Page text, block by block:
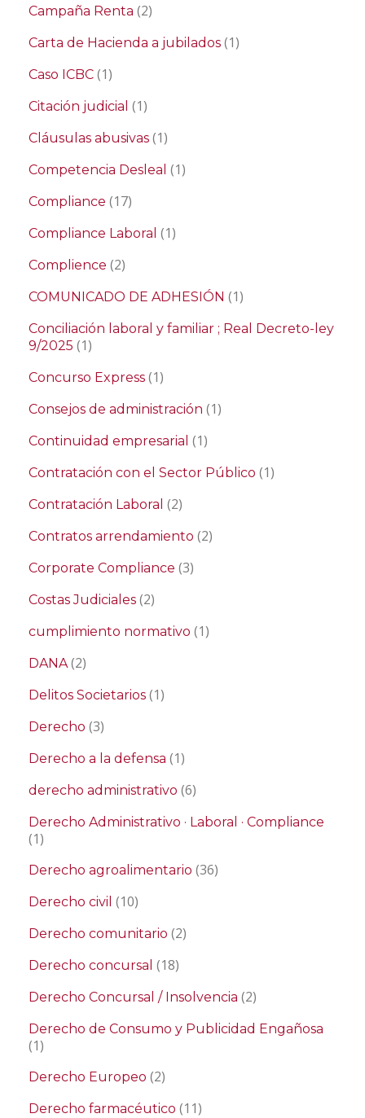
Campaña Renta (2)
Carta de Hacienda a jubilados (1)
Caso ICBC (1)
Citación judicial (1)
Cláusulas abusivas (1)
Competencia Desleal (1)
Compliance (17)
Compliance Laboral (1)
Complience (2)
COMUNICADO DE ADHESIÓN (1)
Conciliación laboral y familiar ; Real Decreto-ley
9/2025 (1)
Concurso Express (1)
Consejos de administración (1)
Continuidad empresarial (1)
Contratación con el Sector Público (1)
Contratación Laboral (2)
Contratos arrendamiento (2)
Corporate Compliance (3)
Costas Judiciales (2)
cumplimiento normativo (1)
DANA(2)
Delitos Societarios (1)
Derecho (3)
Derecho a la defensa (1)
derecho administrativo (6)
Derecho Administrativo · Laboral · Compliance
(1)
Derecho agroalimentario (36)
Derecho civil (10)
Derecho comunitario (2)
Derecho concursal (18)
Derecho Concursal / Insolvencia (2)
Derecho de Consumo y Publicidad Engañosa
(1)
Derecho Europeo (2)
Derecho farmacéutico (11)